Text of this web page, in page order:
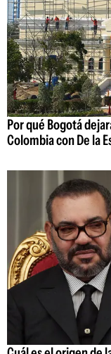
Por qué Bogotá
Colombia con De la